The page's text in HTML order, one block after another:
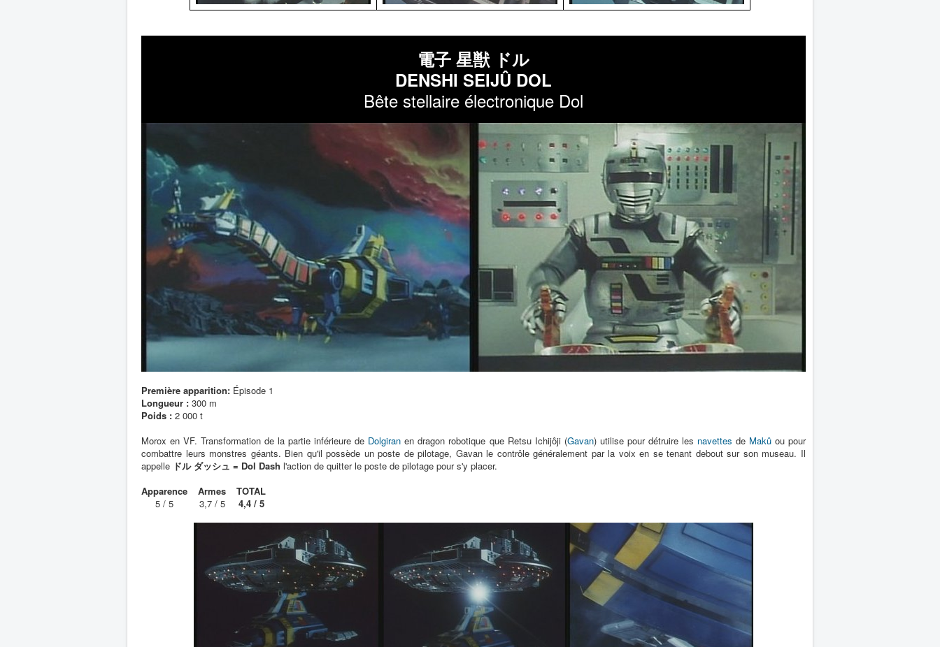
電子 星獣 ドル
DENSHI SEIJÛ DOL
Bête stellaire électronique Dol
Première apparition: Épisode 1
Longueur : 300 m
Poids : 2 000 t
Morox en VF. Transformation de la partie inférieure de Dolgiran en dragon robotique que Retsu Ichijôji (Gavan) utilise pour détruire les navettes de Makûou pour
combattre leurs monstres géants. Bien qu'il possède un poste de pilotage, Gavan le contrôle généralement par la voix en se tenant debout sur son museau. Il
appelle ドル ダッシュ = Dol Dash l'action de quitter le poste de pilotage pour s'y placer.
Apparence
5 / 5
Armes
3,7 / 5
TOTAL
4,4 / 5